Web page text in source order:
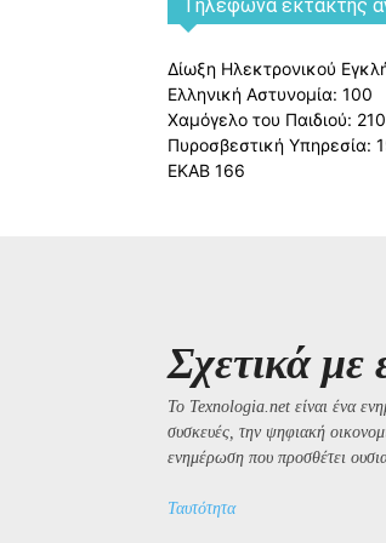
Tηλέφωνα έκτακτης
Δίωξη Ηλεκτρονικού
Ελληνική Αστυνομία: 100
Χαμόγελο του Παιδιού:
Πυροσβεστική Υπηρεσία:
ΕΚΑΒ 166
Σχετικά με
Το Texnologia.net είναι ένα
συσκευές, την ψηφιακή
ενημέρωση που προσθέτει
Ταυτότητα